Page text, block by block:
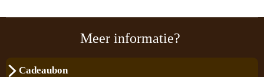
Meer informatie?
Cadeaubon